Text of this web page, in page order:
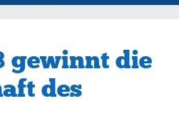
gewinnt die
des